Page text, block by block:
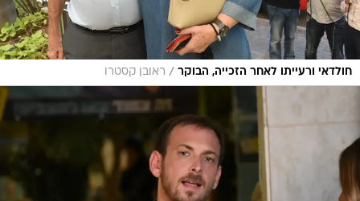
חולדאי ורעייתו לאחר הזכייה, הבוקר / ראובן קסטרו